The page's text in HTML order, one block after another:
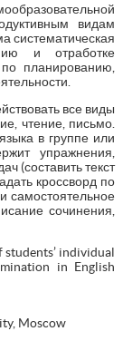
видам
систематическая
и отработке
планированию,
все виды
чтение, письмо.
в группе или
упражнения,
(составить текст
кроссворд по
самостоятельное
сочинения,
individual
in English
Moscow